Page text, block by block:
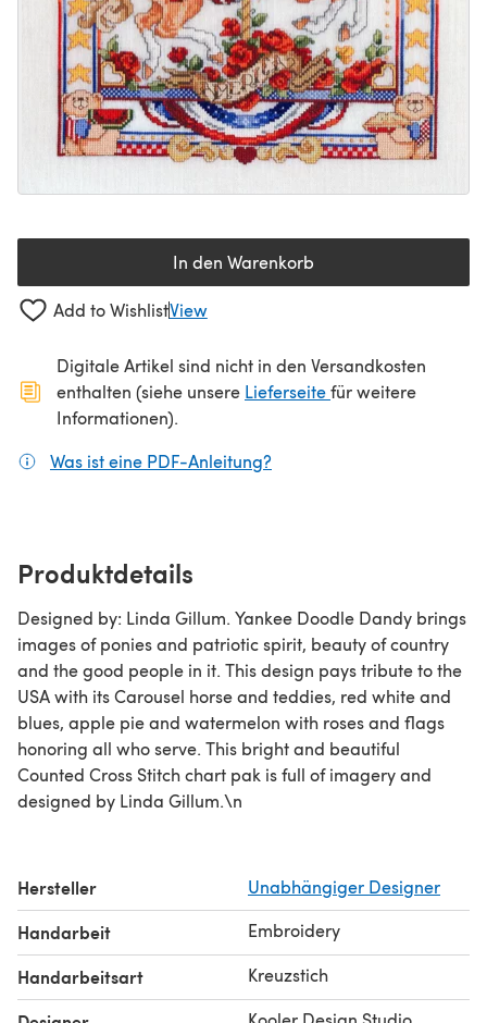
In den Warenkorb
Add to WishlistView
Digitale Artikel sind nicht in den Versandkosten
enthalten (siehe unsere Lieferseite(öffnet sich in
für weitere
Informationen).
Was ist eine PDF-Anleitung?
Produktdetails
Designed by: Linda Gillum. Yankee Doodle Dandy brings
images of ponies and patriotic spirit, beauty of country
and the good people in it. This design pays tribute to the
USA with its Carousel horse and teddies, red white and
blues, apple pie and watermelon with roses and flags
honoring all who serve. This bright and beautiful
Counted Cross Stitch chart pak is full of imagery and
designed by Linda Gillum.\n
Hersteller Unabhängiger Designer
Handarbeit Embroidery
Handarbeitsart Kreuzstich